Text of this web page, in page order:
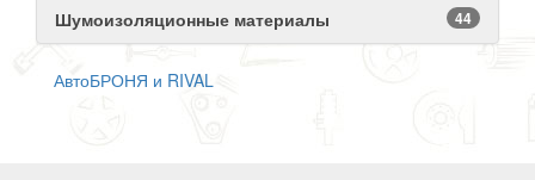
Шумоизоляционные материалы 44
АвтоБРОНЯ и RIVAL